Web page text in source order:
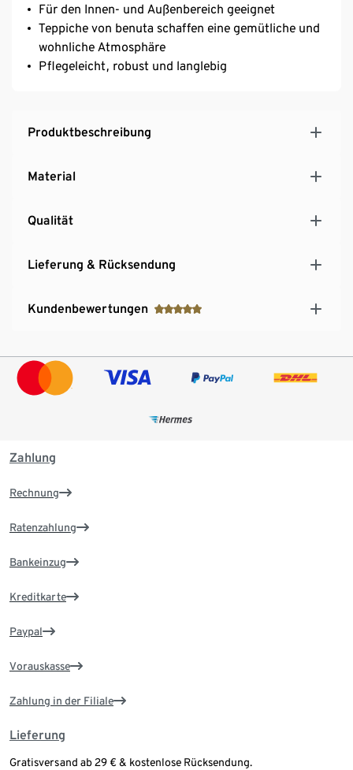
Für den Innen- und Außenbereich geeignet
Teppiche von benuta schaffen eine gemütliche und
wohnliche Atmosphäre
Pflegeleicht, robust und langlebig
Produktbeschreibung
Material
Qualität
Lieferung & Rücksendung
Kundenbewertungen
Zahlung
Rechnung
Ratenzahlung
Bankeinzug
Kreditkarte
Paypal
Vorauskasse
Zahlung in der Filiale
Lieferung
Gratisversand ab 29 € & kostenlose Rücksendung.